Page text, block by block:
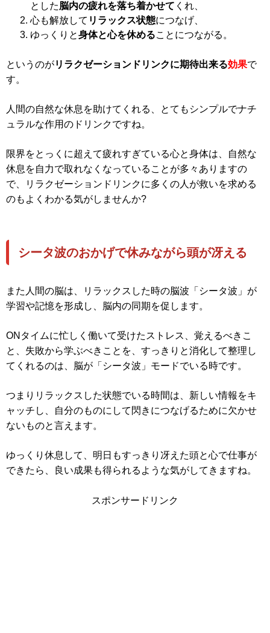
とした脳内の疲れを落ち着かせて くれ、
心も解放して リラックス状態につなげ、
ゆっくりと身体と心を休めることにつながる。
というのがリラクゼーションドリンクに期待出来る効果で
す。
人間の自然な休息を助けてくれる、とてもシンプルでナチ
ュラルな作用のドリンクですね。
限界をとっくに超えて疲れすぎている心と身体は、自然な
休息を自力で取れなくなっていることが多々ありますの
で、リラクゼーションドリンクに多くの人が救いを求める
のもよくわかる気がしませんか?
シータ波のおかげで休みながら頭が冴える
また人間の脳は、リラックスした時の脳波「シータ波」が
学習や記憶を形成し、脳内の同期を促します。
ONタイムに忙しく働いて受けたストレス、覚えるべきこ
と、失敗から学ぶべきことを、すっきりと消化して整理し
てくれるのは、脳が「シータ波」モードでいる時です。
つまりリラックスした状態でいる時間は、新しい情報をキ
ャッチし、自分のものにして閃きにつなげるために欠かせ
ないものと言えます。
ゆっくり休息して、明日もすっきり冴えた頭と心で仕事が
できたら、良い成果も得られるような気がしてきますね。
スポンサードリンク